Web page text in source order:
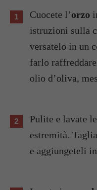
Cuocete l’orzo
istruzioni sulla
versatelo in un
farlo
olio d’oliva,
Pulite e lavate le
estremità.
e aggiungeteli